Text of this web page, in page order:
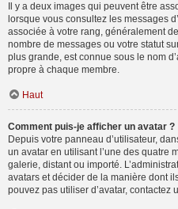
Il y a deux images qui peuvent être
lorsque vous consultez les messages
associée à votre rang, généralement
nombre de messages ou votre statut
plus grande, est connue sous le nom
propre à chaque membre.
Haut
Comment puis-je afficher un avatar ?
Depuis votre panneau d’utilisateur,
un avatar en utilisant l’une des quatre
galerie, distant ou importé.
avatars et décider de la manière dont
pouvez pas utiliser d’avatar, contactez